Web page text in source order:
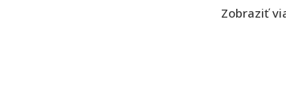
Zobraziť